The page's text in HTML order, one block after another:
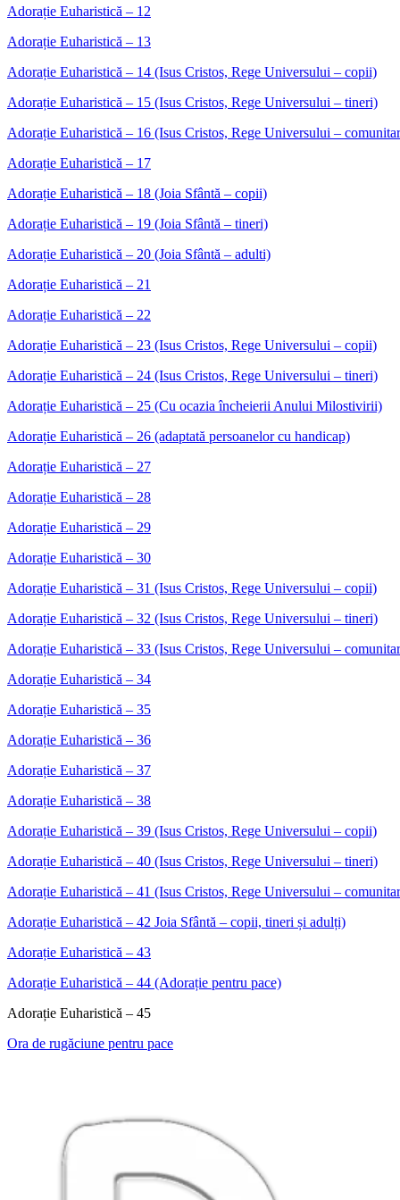
Adorație Euharistică – 12
Adorație Euharistică – 13
Adorație Euharistică – 14 (Isus Cristos, Rege Universului – copii)
Adorație Euharistică – 15 (Isus Cristos, Rege Universului – tineri)
Adorație Euharistică – 16 (Isus Cristos, Rege Universului –
Adorație Euharistică – 17
Adorație Euharistică – 18 (Joia Sfântă – copii)
Adorație Euharistică – 19 (Joia Sfântă – tineri)
Adorație Euharistică – 20 (Joia Sfântă – adulti)
Adorație Euharistică – 21
Adorație Euharistică – 22
Adorație Euharistică – 23 (Isus Cristos, Rege Universului – copii)
Adorație Euharistică – 24 (Isus Cristos, Rege Universului – tineri)
Adorație Euharistică – 25 (Cu ocazia încheierii Anului Milostivirii)
Adorație Euharistică – 26 (adaptată persoanelor cu handicap)
Adorație Euharistică – 27
Adorație Euharistică – 28
Adorație Euharistică – 29
Adorație Euharistică – 30
Adorație Euharistică – 31 (Isus Cristos, Rege Universului – copii)
Adorație Euharistică – 32 (Isus Cristos, Rege Universului – tineri)
Adorație Euharistică – 33 (Isus Cristos, Rege Universului –
Adorație Euharistică – 34
Adorație Euharistică – 35
Adorație Euharistică – 36
Adorație Euharistică – 37
Adorație Euharistică – 38
Adorație Euharistică – 39 (Isus Cristos, Rege Universului – copii)
Adorație Euharistică – 40 (Isus Cristos, Rege Universului – tineri)
Adorație Euharistică – 41 (Isus Cristos, Rege Universului –
Adorație Euharistică – 42 Joia Sfântă – copii, tineri și adulți)
Adorație Euharistică – 43
Adorație Euharistică – 44 (Adorație pentru pace)
Adorație Euharistică – 45
Ora de rugăciune pentru pace